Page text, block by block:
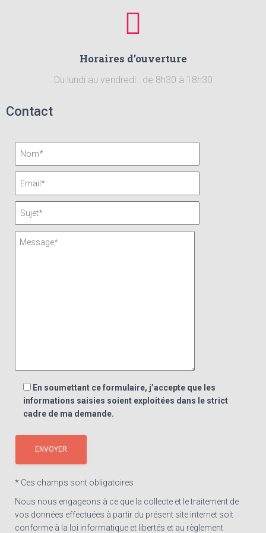
Contact
En soumettant ce formulaire, j’accepte que les
informations saisies soient exploitées dans le strict
cadre de ma demande.
* Ces champs sont obligatoires
Nous nous engageons à ce que la collecte et le traitement de
vos données effectuées à partir du présent site internet soit
conforme à la loi informatique et libertés et au règlement
Horaires d’ouverture
Du lundi au vendredi : de 8h30 à 18h30